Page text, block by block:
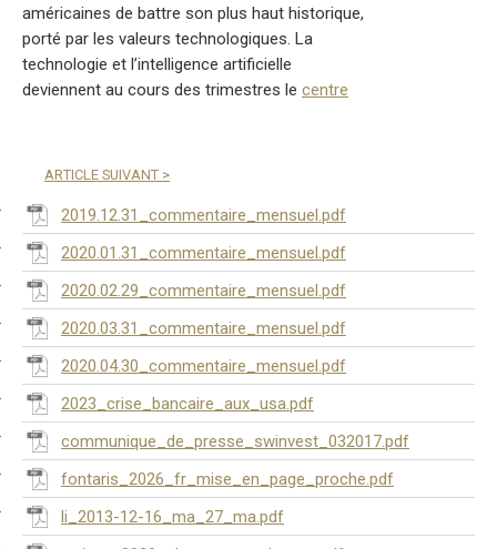
américaines de battre son plus haut historique,
porté par les valeurs technologiques. La
technologie et l’intelligence artificielle
deviennent au cours des trimestres le centre
ARTICLE SUIVANT >
2019.12.31_commentaire_mensuel.pdf
2020.01.31_commentaire_mensuel.pdf
2020.02.29_commentaire_mensuel.pdf
2020.03.31_commentaire_mensuel.pdf
2020.04.30_commentaire_mensuel.pdf
2023_crise_bancaire_aux_usa.pdf
communique_de_presse_swinvest_032017.pdf
fontaris_2026_fr_mise_en_page_proche.pdf
li_2013-12-16_ma_27_ma.pdf